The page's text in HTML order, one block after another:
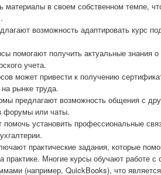
материалы в своем собственном темпе,
возможность адаптировать курс
помогают получить актуальные знания
учета.
может привести к получению
на рынке труда.
предлагают возможность общения с
форумы или чаты.
помочь установить профессиональные
практические задания, которые
практике. Многие курсы обучают работе
(например, QuickBooks), что